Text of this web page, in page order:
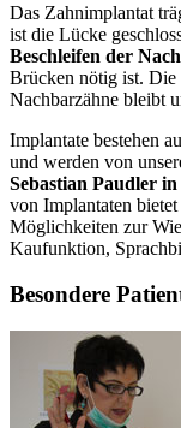
Das Zahnimplantat
ist die Lücke
Beschleifen der
Brücken nötig ist. Die
Nachbarzähne bleibt
Implantate bestehen
und werden von
Sebastian Paudler
von Implantaten
Möglichkeiten zur
Kaufunktion,
Besondere